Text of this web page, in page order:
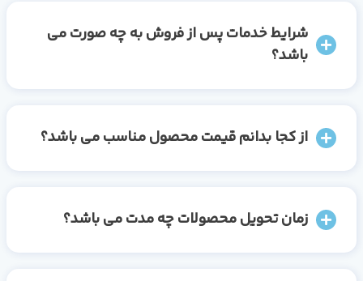
شرایط خدمات پس از فروش به چه صورت می
باشد؟
از کجا بدانم قیمت محصول مناسب می باشد؟
زمان تحویل محصولات چه مدت می باشد؟